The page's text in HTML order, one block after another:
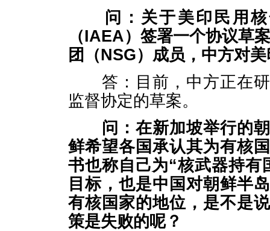
问：关于美印民用
（IAEA）签署一个协议草
团（NSG）成员，中方对
答：目前，中方正在研
监督协定的草案。
问：在新加坡举行的
鲜希望各国承认其为有核
书也称自己为“核武器持有
目标，也是中国对朝鲜半
有核国家的地位，是不是
策是失败的呢？